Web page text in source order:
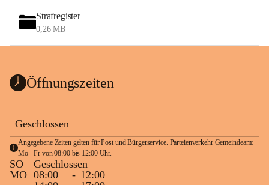
Strafregister
0,26 MB
Öffnungszeiten
Geschlossen
Angegebene Zeiten gelten für Post und Bürgerservice. Parteienverkehr Gemeindeamt
Mo - Fr von 08:00 bis 12:00 Uhr.
SO
Geschlossen
MO 08:00 - 12:00